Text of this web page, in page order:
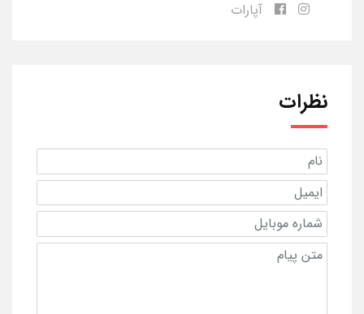
آپارات
نظرات